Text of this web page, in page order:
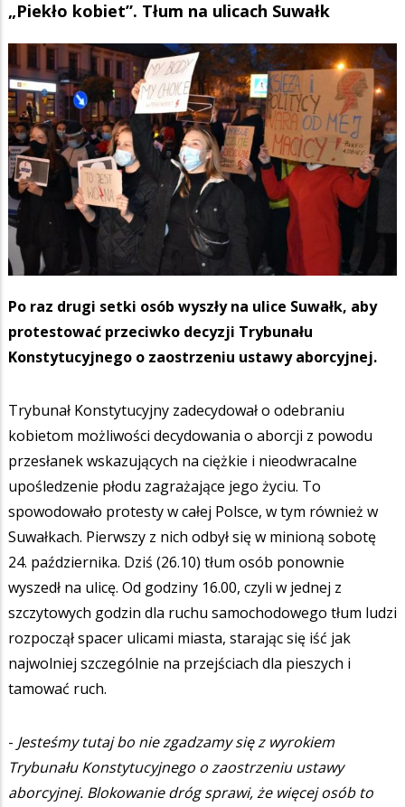
„Piekło kobiet”. Tłum na ulicach Suwałk
Po raz drugi setki osób wyszły na ulice Suwałk, aby
protestować przeciwko decyzji Trybunału
Konstytucyjnego o zaostrzeniu ustawy aborcyjnej.
Trybunał Konstytucyjny zadecydował o odebraniu
kobietom możliwości decydowania o aborcji z powodu
przesłanek wskazujących na ciężkie i nieodwracalne
upośledzenie płodu zagrażające jego życiu. To
spowodowało protesty w całej Polsce, w tym również w
Suwałkach. Pierwszy z nich odbył się w minioną sobotę
24. października. Dziś (26.10) tłum osób ponownie
wyszedł na ulicę. Od godziny 16.00, czyli w jednej z
szczytowych godzin dla ruchu samochodowego tłum ludzi
rozpoczął spacer ulicami miasta, starając się iść jak
najwolniej szczególnie na przejściach dla pieszych i
tamować ruch.
- Jesteśmy tutaj bo nie zgadzamy się z wyrokiem
Trybunału Konstytucyjnego o zaostrzeniu ustawy
aborcyjnej. Blokowanie dróg sprawi, że więcej osób to